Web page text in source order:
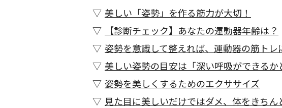
美しい「姿勢」を作る筋力が大切！
【診断チェック】あなたの運動器年齢は？
姿勢を意識して整えれば、運動器の筋トレ
美しい姿勢の目安は「深い呼吸ができるか
姿勢を美しくするためのエクササイズ
見た目に美しいだけではダメ、体をきちん